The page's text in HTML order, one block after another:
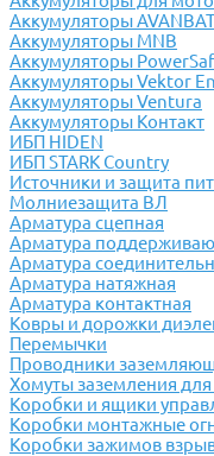
Аккумуляторы
Аккумуляторы MNB
Аккумуляторы
Аккумуляторы Vektor
Аккумуляторы Ventura
Аккумуляторы Контакт
ИБП HIDEN
ИБП STARK Country
Источники и защита
Молниезащита ВЛ
Арматура сцепная
Арматура
Арматура
Арматура натяжная
Арматура контактная
Ковры и дорожки
Перемычки
Проводники
Хомуты заземления для
Коробки и ящики
Коробки монтажные
Коробки зажимов